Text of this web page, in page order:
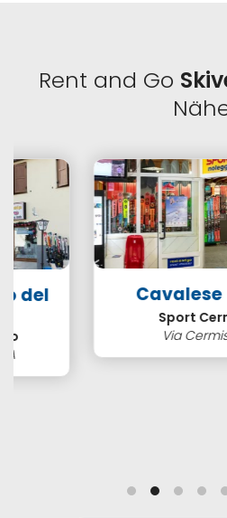
Rent and Go
del
A
Cavalese
Sport
Via